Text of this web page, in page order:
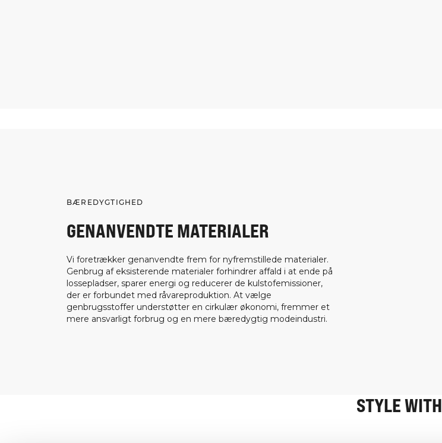
BÆREDYGTIGHED
GENANVENDTE MATERIALER
Vi foretrækker genanvendte frem for nyfremstillede materialer.
Genbrug af eksisterende materialer forhindrer affald i at ende på
lossepladser, sparer energi og reducerer de kulstofemissioner,
der er forbundet med råvareproduktion. At vælge
genbrugsstoffer understøtter en cirkulær økonomi, fremmer et
mere ansvarligt forbrug og en mere bæredygtig modeindustri.
STYLE WITH